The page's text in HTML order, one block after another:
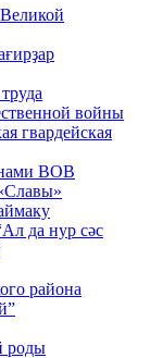
войны
гвардейская
ВОВ
да нур сәс
района
роды